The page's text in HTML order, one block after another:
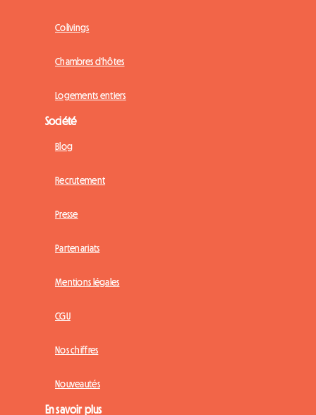
Colivings
Chambres d'hôtes
Logements entiers
Société
Blog
Recrutement
Presse
Partenariats
Mentions légales
CGU
Nos chiffres
Nouveautés
En savoir plus